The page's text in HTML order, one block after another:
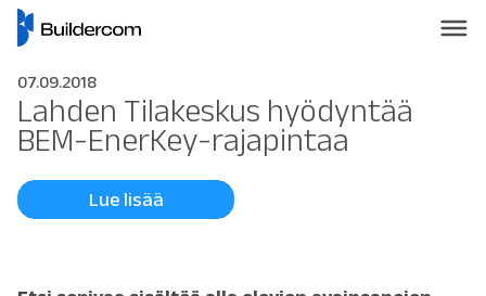
07.09.2018
Lahden Tilakeskus hyödyntää
BEM-EnerKey-rajapintaa
Lue lisää